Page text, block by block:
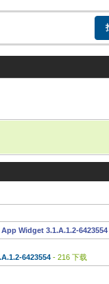
Widget 3.1.A.1.2-6423554
6423554 - 216 下载